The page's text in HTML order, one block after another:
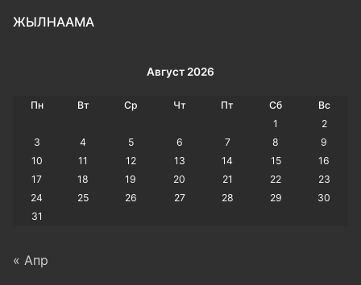
ЖЫЛНААМА
Август 2026
Пн Вт Ср Чт Пт Сб
Вс
1
2
3
4 5 6 7 8
9
10
11 12 13 14 15
16
17
18 19 20 21 22
23
24
25 26 27 28 29
30
31
« Апр